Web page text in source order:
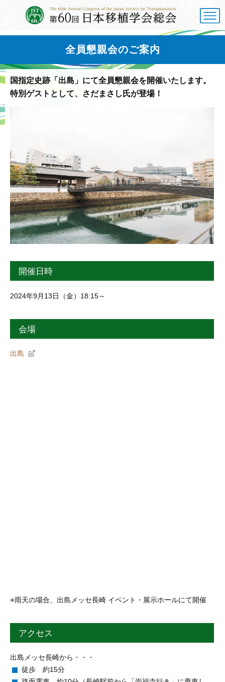
全員懇親会のご案内
国指定史跡「出島」にて全員懇親会を開催いたします。
特別ゲストとして、さだまさし氏が登場！
開催日時
2024年9月13日（金）18:15～
会場
出島
※雨天の場合、出島メッセ長崎 イベント・展示ホールにて開催
アクセス
出島メッセ長崎から・・・
徒歩 約15分